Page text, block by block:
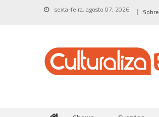
sexta-feira, agosto 07, 2026 Sobre